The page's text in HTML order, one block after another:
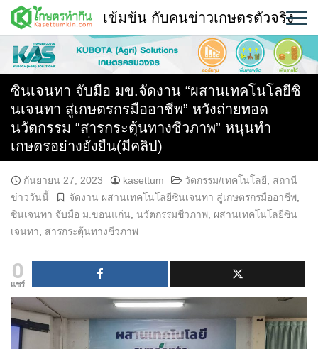
Skip
content
พืช
หน้าแรก
แวดวงเกษตร
ใคร ทำอะไร ที่ไหน
สถานีข่าววันนี้
เข้มข้น กับคนข่าวเกษตรตัวจริง
ซินเจนทา จับมือ มข.จัดงาน “ผสานเทคโนโลยีซิ
นเจนทา สู่เกษตรกรมืออาชีพ” หวังถ่ายทอด
นวัตกรรม “สารกระตุ้นทางชีวภาพ” หนุนทำ
เกษตรอย่างยั่งยืน(มีคลิป)
กันยายน 27, 2023 kasettum วัตกรรม/เทคโนโลยี, สถานี
ข่าววันนี้
จัดงาน ผสานเทคโนโลยีซินเจนทา สู่เกษตรกรมืออาชีพ,
ซินเจนทา จับมือ ม.ขอนแก่น, นวัตกรรมชีวภาพ, ผสานเทคโนโลยีซิน
เจนทา, สารกระตุ้นทางชีวภาพ
0
แชร์